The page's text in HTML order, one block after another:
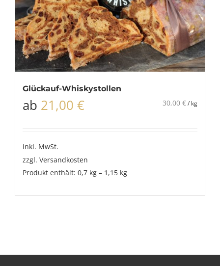
Glückauf-Whiskystollen
ab 21,00 € 30,00 €/ kg
inkl. MwSt.
zzgl. Versandkosten
Produkt enthält: 0,7 kg – 1,15 kg